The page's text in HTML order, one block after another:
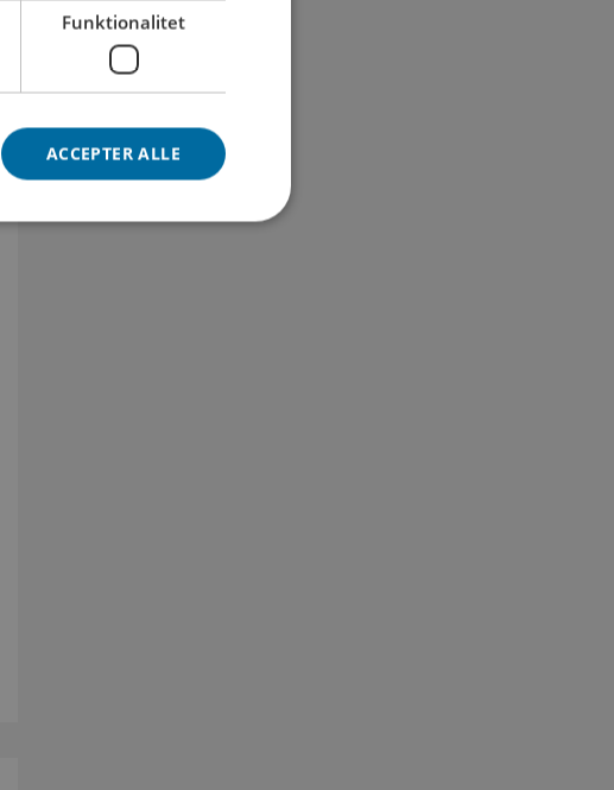
Funktionalitet
ACCEPTER ALLE